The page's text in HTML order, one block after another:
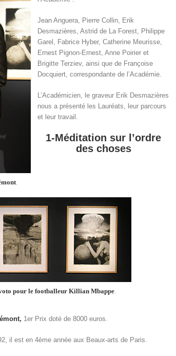
Jean Anguera, Pierre Collin, Erik
Desmazières, Astrid de La Forest, Philippe
Garel, Fabrice Hyber, Catherine Meurisse,
Ernest Pignon-Ernest, Anne Poirier et
Brigitte Terziev, ainsi que de Françoise
Docquiert, correspondante de l’Académie.
L’Académicien, le graveur Erik Desmazières
nous a présenté les Lauréats, leur parcours
et leur travail.
1-Méditation sur l’ordre
des choses
pour le footballeur Killian Mbappe
1er Prix doté de 8000 euros.
il est en 4ème année aux Beaux-arts de Paris.